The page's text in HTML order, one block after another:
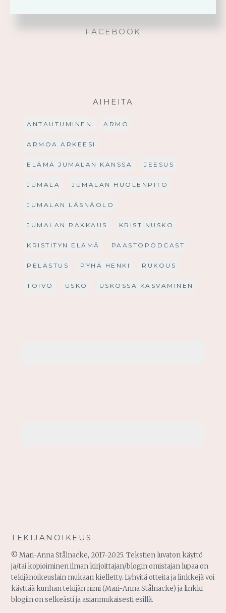
FACEBOOK
AIHEITA
ANTAUTUMINEN ARMO
ARMOA ARKEESI
ELÄMÄ JUMALAN KANSSA JEESUS
JUMALA JUMALAN HUOLENPITO
JUMALAN LÄSNÄOLO
JUMALAN RAKKAUS KRISTINUSKO
KRISTITYN ELÄMÄ PAASTOPODCAST
PELASTUS PYHÄ HENKI RUKOUS
TOIVO USKO USKOSSA KASVAMINEN
TEKIJÄNOIKEUS
© Mari-Anna Stålnacke, 2017-2025. Tekstien luvaton käyttö
ja/tai kopioiminen ilman kirjoittajan/blogin omistajan lupaa on
tekijänoikeuslain mukaan kielletty. Lyhyitä otteita ja linkkejä voi
käyttää kunhan tekijän nimi (Mari-Anna Stålnacke) ja linkki
blogiin on selkeästi ja asianmukaisesti esillä.